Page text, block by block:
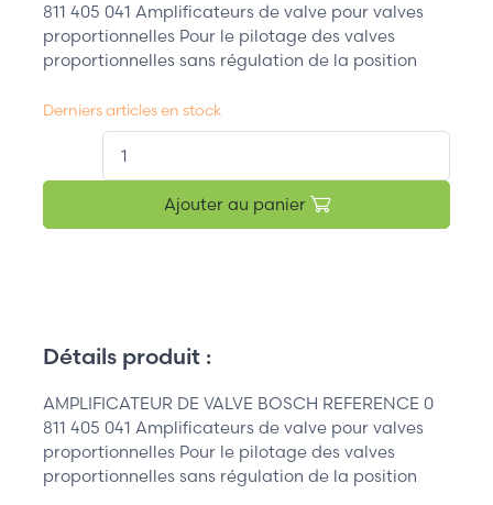
811 405 041 Amplificateurs de valve pour valves
proportionnelles Pour le pilotage des valves
proportionnelles sans régulation de la position
Derniers articles en stock
Ajouter au panier
Détails produit :
AMPLIFICATEUR DE VALVE BOSCH REFERENCE 0
811 405 041 Amplificateurs de valve pour valves
proportionnelles Pour le pilotage des valves
proportionnelles sans régulation de la position